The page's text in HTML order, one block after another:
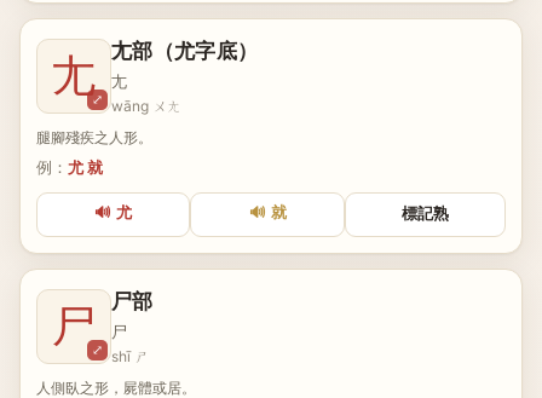
尢⤢
尢部（尤字底）
尢
wāng ㄨㄤ
腿腳殘疾之人形。
例： 尤 就
🔊 尤 🔊 就 標記熟
尸⤢
尸部
尸
shī ㄕ
人側臥之形，屍體或居。